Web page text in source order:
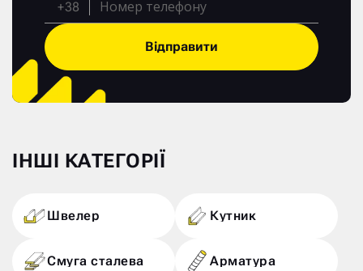
+38
Відправити
ІНШІ КАТЕГОРІЇ
Швелер Кутник
Смуга сталева Арматура